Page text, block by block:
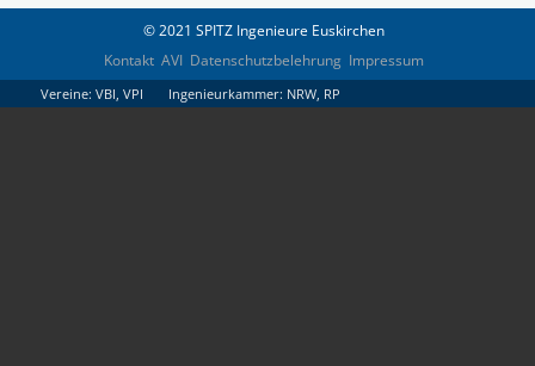
© 2021 SPITZ Ingenieure Euskirchen
Kontakt AVI Datenschutzbelehrung Impressum
Vereine: VBI, VPI Ingenieurkammer: NRW, RP